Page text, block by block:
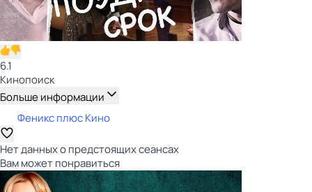
6.1
Кинопоиск
Больше информации
Феникс плюс Кино
Нет данных о предстоящих сеансах
Вам может понравиться